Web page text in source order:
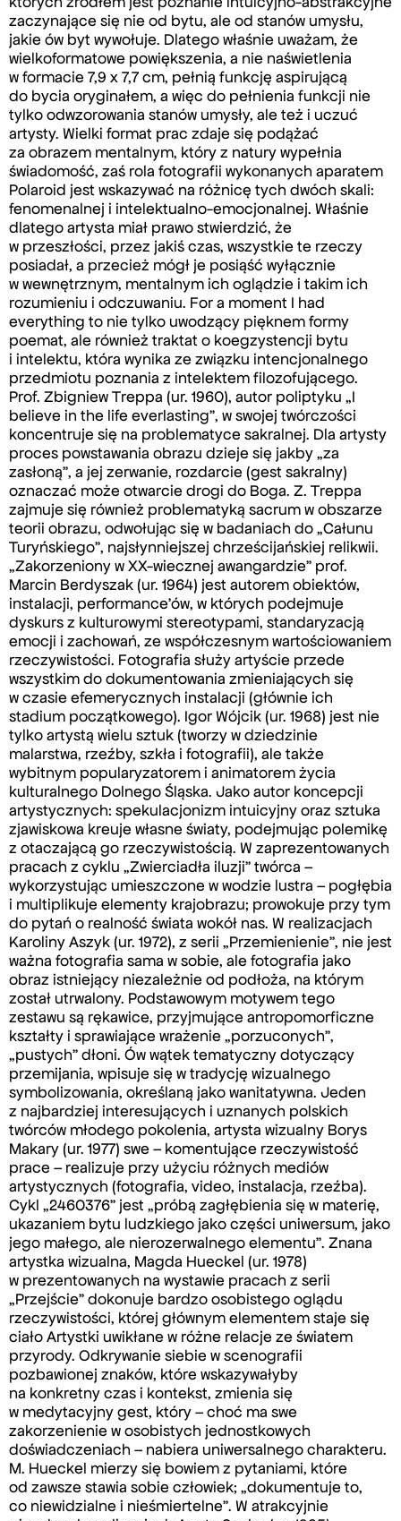
zaczynające się nie od bytu, ale od stanów umysłu,
jakie ów byt wywołuje. Dlatego właśnie uważam, że
wielkoformatowe powiększenia, a nie naświetlenia
w formacie 7,9 x 7,7 cm, pełnią funkcję aspirującą
do bycia oryginałem, a więc do pełnienia funkcji nie
tylko odwzorowania stanów umysły, ale też i uczuć
artysty. Wielki format prac zdaje się podążać
za obrazem mentalnym, który z natury wypełnia
świadomość, zaś rola fotografii wykonanych aparatem
Polaroid jest wskazywać na różnicę tych dwóch skali:
fenomenalnej i intelektualno-emocjonalnej. Właśnie
dlatego artysta miał prawo stwierdzić, że
w przeszłości, przez jakiś czas, wszystkie te rzeczy
posiadał, a przecież mógł je posiąść wyłącznie
w wewnętrznym, mentalnym ich oglądzie i takim ich
rozumieniu i odczuwaniu. For a moment I had
everything to nie tylko uwodzący pięknem formy
poemat, ale również traktat o koegzystencji bytu
i intelektu, która wynika ze związku intencjonalnego
przedmiotu poznania z intelektem filozofującego.
Prof. Zbigniew Treppa (ur. 1960), autor poliptyku „I
believe in the life everlasting”, w swojej twórczości
koncentruje się na problematyce sakralnej. Dla artysty
proces powstawania obrazu dzieje się jakby „za
zasłoną”, a jej zerwanie, rozdarcie (gest sakralny)
oznaczać może otwarcie drogi do Boga. Z. Treppa
zajmuje się również problematyką sacrum w obszarze
teorii obrazu, odwołując się w badaniach do „Całunu
Turyńskiego”, najsłynniejszej chrześcijańskiej relikwii.
„Zakorzeniony w XX-wiecznej awangardzie” prof.
Marcin Berdyszak (ur. 1964) jest autorem obiektów,
instalacji, performance’ów, w których podejmuje
dyskurs z kulturowymi stereotypami, standaryzacją
emocji i zachowań, ze współczesnym wartościowaniem
rzeczywistości. Fotografia służy artyście przede
wszystkim do dokumentowania zmieniających się
w czasie efemerycznych instalacji (głównie ich
stadium początkowego). Igor Wójcik (ur. 1968) jest nie
tylko artystą wielu sztuk (tworzy w dziedzinie
malarstwa, rzeźby, szkła i fotografii), ale także
wybitnym popularyzatorem i animatorem życia
kulturalnego Dolnego Śląska. Jako autor koncepcji
artystycznych: spekulacjonizm intuicyjny oraz sztuka
zjawiskowa kreuje własne światy, podejmując polemikę
z otaczającą go rzeczywistością. W zaprezentowanych
pracach z cyklu „Zwierciadła iluzji” twórca –
wykorzystując umieszczone w wodzie lustra – pogłębia
i multiplikuje elementy krajobrazu; prowokuje przy tym
do pytań o realność świata wokół nas. W realizacjach
Karoliny Aszyk (ur. 1972), z serii „Przemienienie”, nie jest
ważna fotografia sama w sobie, ale fotografia jako
obraz istniejący niezależnie od podłoża, na którym
został utrwalony. Podstawowym motywem tego
zestawu są rękawice, przyjmujące antropomorficzne
kształty i sprawiające wrażenie „porzuconych”,
„pustych” dłoni. Ów wątek tematyczny dotyczący
przemijania, wpisuje się w tradycję wizualnego
symbolizowania, określaną jako wanitatywna. Jeden
z najbardziej interesujących i uznanych polskich
twórców młodego pokolenia, artysta wizualny Borys
Makary (ur. 1977) swe – komentujące rzeczywistość
prace – realizuje przy użyciu różnych mediów
artystycznych (fotografia, video, instalacja, rzeźba).
Cykl „2460376” jest „próbą zagłębienia się w materię,
ukazaniem bytu ludzkiego jako części uniwersum, jako
jego małego, ale nierozerwalnego elementu”. Znana
artystka wizualna, Magda Hueckel (ur. 1978)
w prezentowanych na wystawie pracach z serii
„Przejście” dokonuje bardzo osobistego oglądu
rzeczywistości, której głównym elementem staje się
ciało Artystki uwikłane w różne relacje ze światem
przyrody. Odkrywanie siebie w scenografii
pozbawionej znaków, które wskazywałyby
na konkretny czas i kontekst, zmienia się
w medytacyjny gest, który – choć ma swe
zakorzenienie w osobistych jednostkowych
doświadczeniach – nabiera uniwersalnego charakteru.
M. Hueckel mierzy się bowiem z pytaniami, które
od zawsze stawia sobie człowiek; „dokumentuje to,
co niewidzialne i nieśmiertelne”. W atrakcyjnie